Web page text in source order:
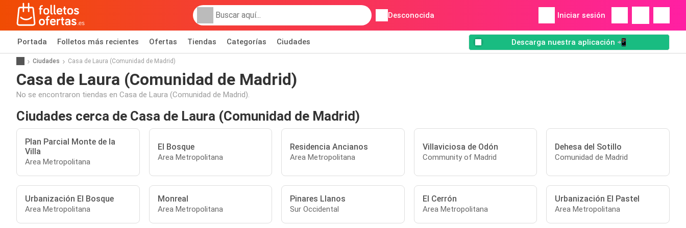
Desconocida Iniciar sesión
Portada Folletos más recientes Ofertas Tiendas Categorías Ciudades Descarga nuestra aplicación 📲
Ciudades Casa de Laura (Comunidad de Madrid)
Casa de Laura (Comunidad de Madrid)
No se encontraron tiendas en Casa de Laura (Comunidad de Madrid).
Ciudades cerca de Casa de Laura (Comunidad de Madrid)
Plan Parcial Monte de la
Villa
Area Metropolitana
El Bosque
Area Metropolitana
Residencia Ancianos
Area Metropolitana
Villaviciosa de Odón
Community of Madrid
Dehesa del Sotillo
Comunidad de Madrid
Urbanización El Bosque
Area Metropolitana
Monreal
Area Metropolitana
Pinares Llanos
Sur Occidental
El Cerrón
Area Metropolitana
Urbanización El Pastel
Area Metropolitana